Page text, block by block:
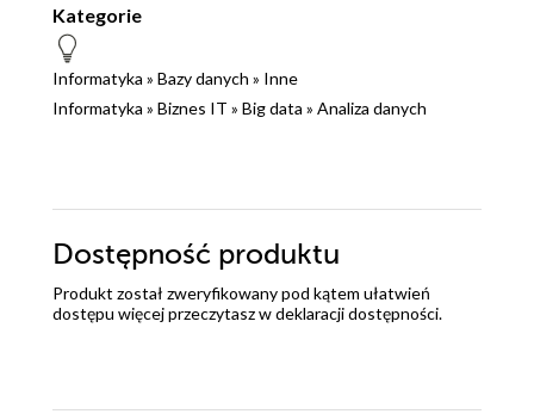
Kategorie
Informatyka » Bazy danych » Inne
Informatyka » Biznes IT » Big data » Analiza danych
Dostępność produktu
Produkt został zweryfikowany pod kątem ułatwień
dostępu więcej przeczytasz wdeklaracji dostępności.